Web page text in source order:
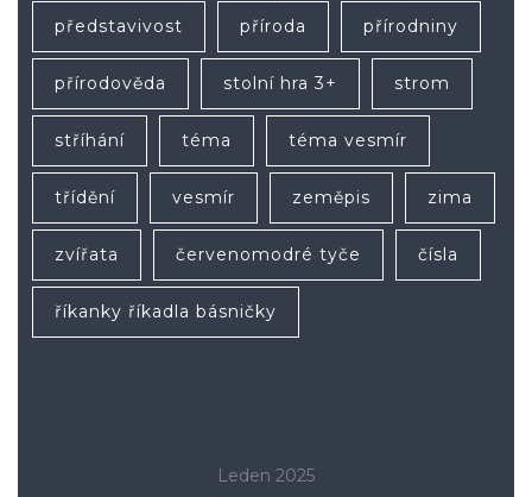
představivost příroda přírodniny
přírodověda stolní hra 3+ strom
stříhání téma téma vesmír
třídění vesmír zeměpis zima
zvířata červenomodré tyče čísla
říkanky říkadla básničky
Leden 2025